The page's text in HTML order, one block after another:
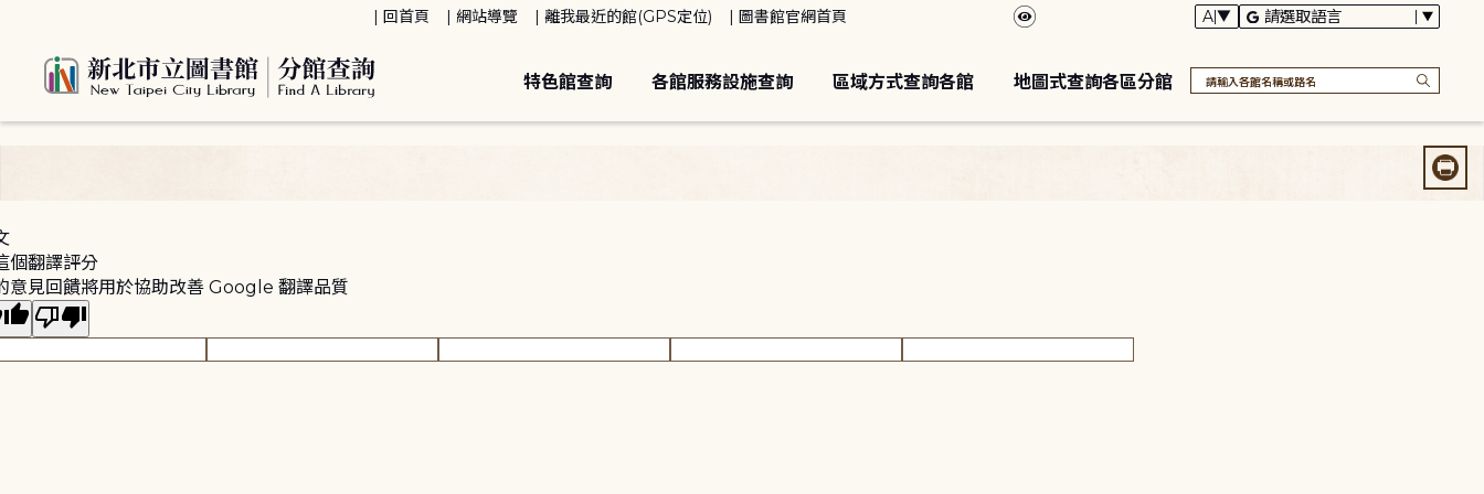
回首頁 網站導覽 離我最近的館(GPS定位) 圖書館官網首頁
特色館查詢 各館服務設施查詢 區域方式查詢各館 地圖式查詢各區分館
個翻譯評分
意見回饋將用於協助改善 Google 翻譯品質